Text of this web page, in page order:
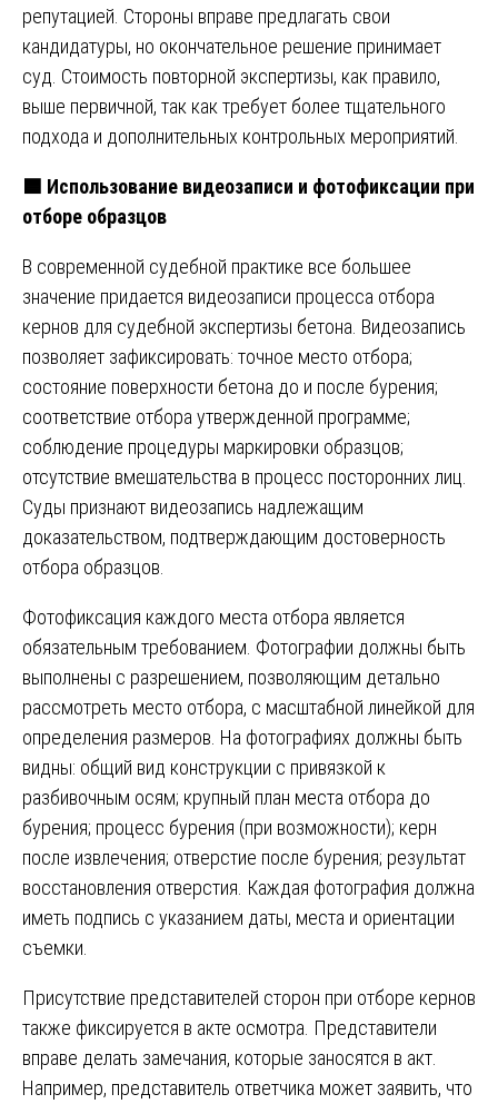
репутацией. Стороны вправе предлагать свои
кандидатуры, но окончательное решение принимает
суд. Стоимость повторной экспертизы, как правило,
выше первичной, так как требует более тщательного
подхода и дополнительных контрольных мероприятий.
🟦 Использование видеозаписи и фотофиксации при
отборе образцов
В современной судебной практике все большее
значение придается видеозаписи процесса отбора
кернов для судебной экспертизы бетона. Видеозапись
позволяет зафиксировать: точное место отбора;
состояние поверхности бетона до и после бурения;
соответствие отбора утвержденной программе;
соблюдение процедуры маркировки образцов;
отсутствие вмешательства в процесс посторонних лиц.
Суды признают видеозапись надлежащим
доказательством, подтверждающим достоверность
отбора образцов.
Фотофиксация каждого места отбора является
обязательным требованием. Фотографии должны быть
выполнены с разрешением, позволяющим детально
рассмотреть место отбора, с масштабной линейкой для
определения размеров. На фотографиях должны быть
видны: общий вид конструкции с привязкой к
разбивочным осям; крупный план места отбора до
бурения; процесс бурения (при возможности); керн
после извлечения; отверстие после бурения; результат
восстановления отверстия. Каждая фотография должна
иметь подпись с указанием даты, места и ориентации
съемки.
Присутствие представителей сторон при отборе кернов
также фиксируется в акте осмотра. Представители
вправе делать замечания, которые заносятся в акт.
Например, представитель ответчика может заявить, что